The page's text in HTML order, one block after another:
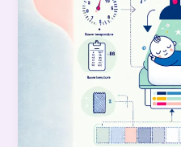
voor
een